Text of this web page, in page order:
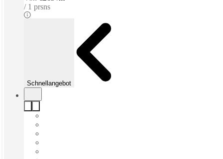
1 prsns
Schnellangebot